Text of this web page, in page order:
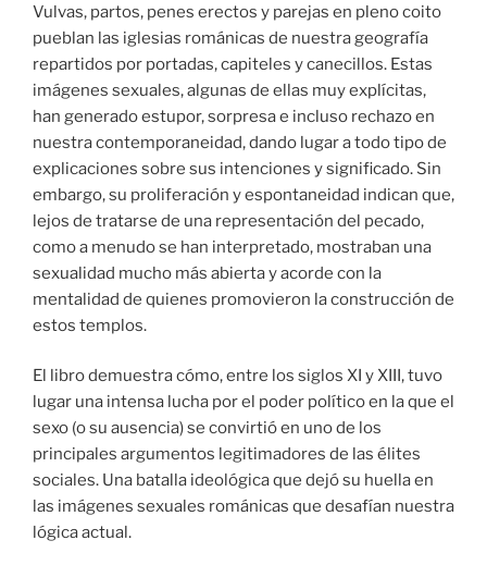
Vulvas, partos, penes erectos y parejas en pleno coito
pueblan las iglesias románicas de nuestra geografía
repartidos por portadas, capiteles y canecillos. Estas
imágenes sexuales, algunas de ellas muy explícitas,
han generado estupor, sorpresa e incluso rechazo en
nuestra contemporaneidad, dando lugar a todo tipo de
explicaciones sobre sus intenciones y significado. Sin
embargo, su proliferación y espontaneidad indican que,
lejos de tratarse de una representación del pecado,
como a menudo se han interpretado, mostraban una
sexualidad mucho más abierta y acorde con la
mentalidad de quienes promovieron la construcción de
estos templos.
El libro demuestra cómo, entre los siglos XI y XIII, tuvo
lugar una intensa lucha por el poder político en la que el
sexo (o su ausencia) se convirtió en uno de los
principales argumentos legitimadores de las élites
sociales. Una batalla ideológica que dejó su huella en
las imágenes sexuales románicas que desafían nuestra
lógica actual.